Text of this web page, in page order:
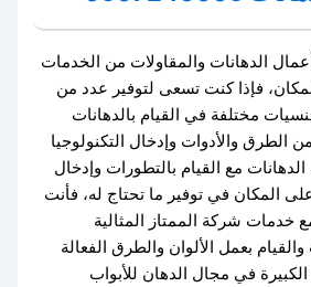
الدهانات والمقاولات من الخدمات
فإذا كنت تسعى لتوفير عدد من
مختلفة في القيام بالدهانات
الطرق والأدوات وإدخال التكنولوجيا
مع القيام بالتطورات وإدخال
المكان في توفير ما تحتاج له، فأنت
خدمات شركة الممتاز المثالية
بعمل الألوان والطرق الفعالة
الكبيرة في مجال الدهان للأبواب